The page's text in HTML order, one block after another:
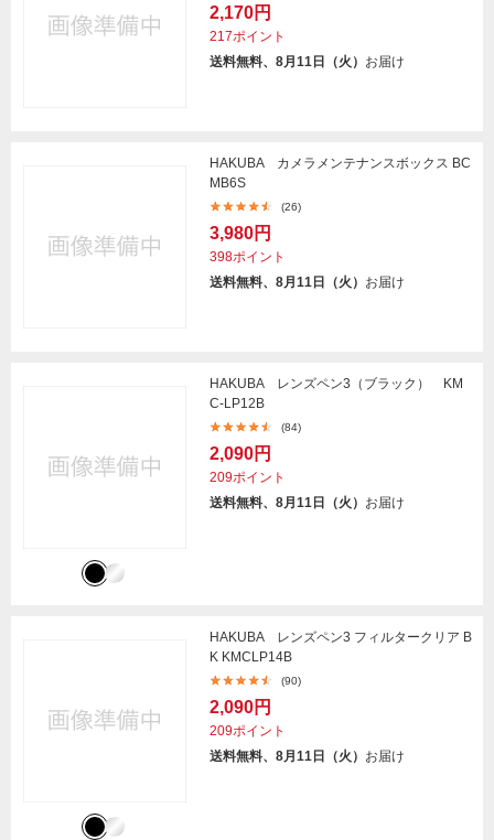
2,170円
217ポイント
送料無料、8月11日（火） お届け
HAKUBA カメラメンテナンスボックス BC
MB6S
(26)
3,980円
398ポイント
送料無料、8月11日（火） お届け
HAKUBA レンズペン3（ブラック） KM
C-LP12B
(84)
2,090円
209ポイント
送料無料、8月11日（火） お届け
HAKUBA レンズペン3 フィルタークリア B
K KMCLP14B
(90)
2,090円
209ポイント
送料無料、8月11日（火） お届け